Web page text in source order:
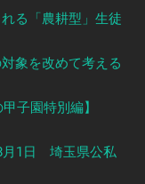
る「農耕型」生徒
象を改めて考える
子園特別編】
月1日 埼玉県公私